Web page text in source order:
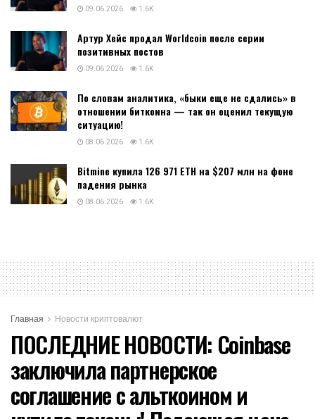
09.06.2026 1.6K
Артур Хейс продал Worldcoin после серии
позитивных постов
09.06.2026 1.6K
По словам аналитика, «быки еще не сдались» в
отношении биткоина — так он оценил текущую
ситуацию!
08.06.2026 1.6K
Bitmine купила 126 971 ETH на $207 млн на фоне
падения рынка
08.06.2026 1.6K
Главная Новости криптовалют
ПОСЛЕДНИЕ НОВОСТИ: Coinbase
заключила партнерское
соглашение с альткоином и